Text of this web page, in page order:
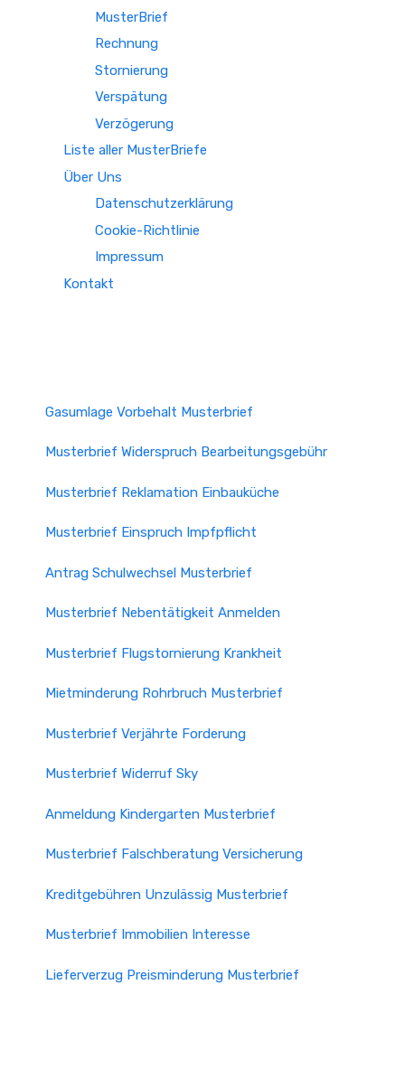
MusterBrief
Rechnung
Stornierung
Verspätung
Verzögerung
Liste aller MusterBriefe
Über Uns
Datenschutzerklärung
Cookie-Richtlinie
Impressum
Kontakt
Gasumlage Vorbehalt Musterbrief
Musterbrief Widerspruch Bearbeitungsgebühr
Musterbrief Reklamation Einbauküche
Musterbrief Einspruch Impfpflicht
Antrag Schulwechsel Musterbrief
Musterbrief Nebentätigkeit Anmelden
Musterbrief Flugstornierung Krankheit
Mietminderung Rohrbruch Musterbrief
Musterbrief Verjährte Forderung
Musterbrief Widerruf Sky
Anmeldung Kindergarten Musterbrief
Musterbrief Falschberatung Versicherung
Kreditgebühren Unzulässig Musterbrief
Musterbrief Immobilien Interesse
Lieferverzug Preisminderung Musterbrief